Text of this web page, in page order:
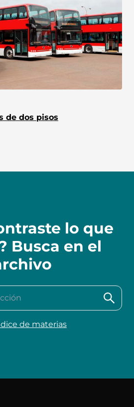
de dos pisos
lo que
Busca en el
de materias